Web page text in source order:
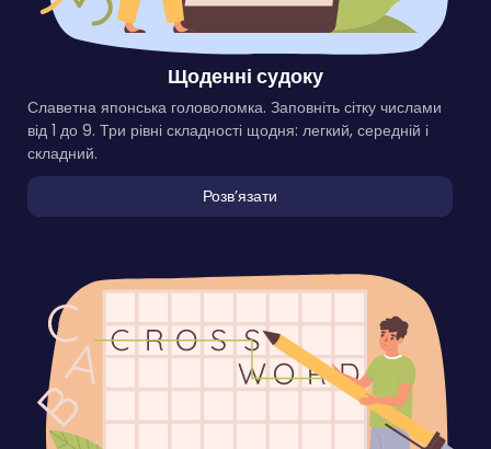
Щоденні судоку
Славетна японська головоломка. Заповніть сітку числами
від 1 до 9. Три рівні складності щодня: легкий, середній і
складний.
Розвʼязати